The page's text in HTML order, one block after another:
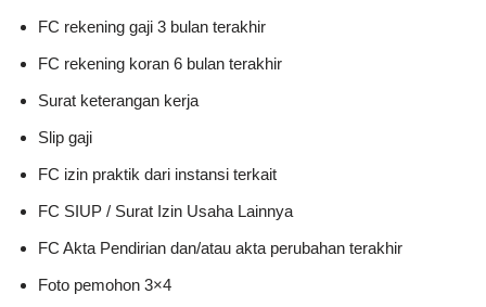
FC rekening gaji 3 bulan terakhir
FC rekening koran 6 bulan terakhir
Surat keterangan kerja
Slip gaji
FC izin praktik dari instansi terkait
FC SIUP / Surat Izin Usaha Lainnya
FC Akta Pendirian dan/atau akta perubahan terakhir
Foto pemohon 3×4